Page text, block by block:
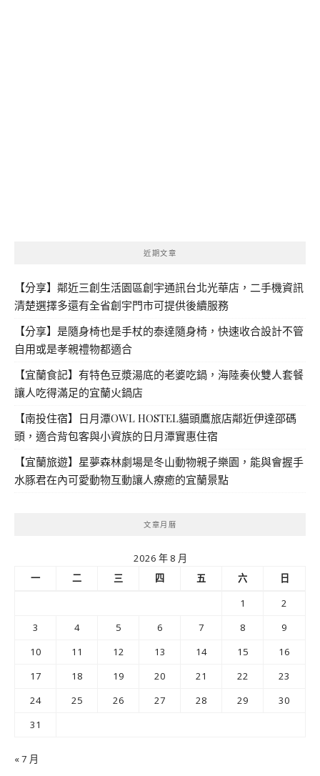
近期文章
【分享】鄰近三創生活園區創宇通訊台北光華店，二手機資訊
清楚選擇多還有全省創宇門市可提供後續服務
【分享】是隨身椅也是手杖的泰達隨身椅，快速收合設計不管
自用或是孝親禮物都適合
【宜蘭食記】有特色豆漿湯底的老婆吃鍋，海陸奏伙雙人套餐
讓人吃得滿足的宜蘭火鍋店
【南投住宿】日月潭OWL HOSTEL貓頭鷹旅店鄰近伊達邵碼
頭，適合背包客與小資族的日月潭實惠住宿
【宜蘭旅遊】星夢森林劇場是冬山動物親子樂園，能與會握手
水豚君在內可愛動物互動讓人療癒的宜蘭景點
文章月曆
2026 年 8 月
一
二 三 四 五 六
日
1
2
3
4 5 6 7 8
9
10
11 12 13 14 15
16
17
18 19 20 21 22
23
24
25 26 27 28 29
30
31
« 7 月